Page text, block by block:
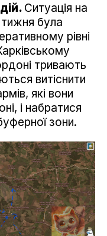
Ситуація на
тижня була
рівні
тривають
витіснити
які вони
і набратися
зони.